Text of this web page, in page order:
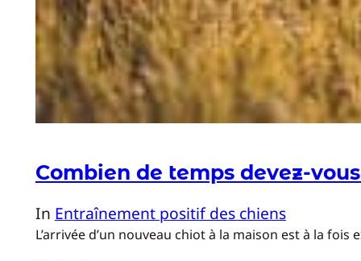
Combien de temps devez-
In Entraînement positif des chiens
L’arrivée d’un nouveau chiot à la maison est à la